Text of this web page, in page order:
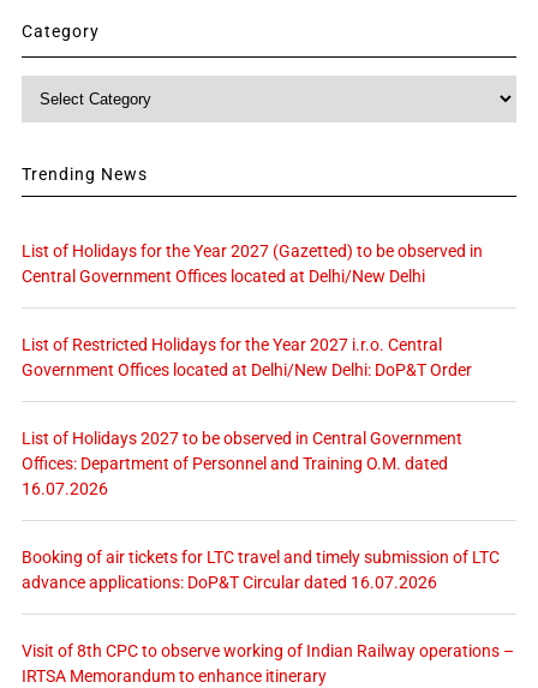
Category
Category
Trending News
List of Holidays for the Year 2027 (Gazetted) to be observed in
Central Government Offices located at Delhi/New Delhi
List of Restricted Holidays for the Year 2027 i.r.o. Central
Government Offices located at Delhi/New Delhi: DoP&T Order
List of Holidays 2027 to be observed in Central Government
Offices: Department of Personnel and Training O.M. dated
16.07.2026
Booking of air tickets for LTC travel and timely submission of LTC
advance applications: DoP&T Circular dated 16.07.2026
Visit of 8th CPC to observe working of Indian Railway operations –
IRTSA Memorandum to enhance itinerary